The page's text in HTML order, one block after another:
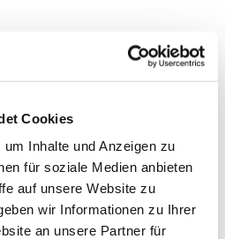
Cookies
Inhalte und Anzeigen zu
für soziale Medien anbieten
auf unsere Website zu
wir Informationen zu Ihrer
an unsere Partner für